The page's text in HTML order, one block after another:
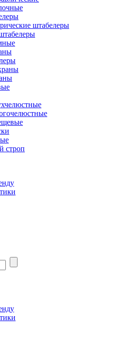
штабелеры
строп